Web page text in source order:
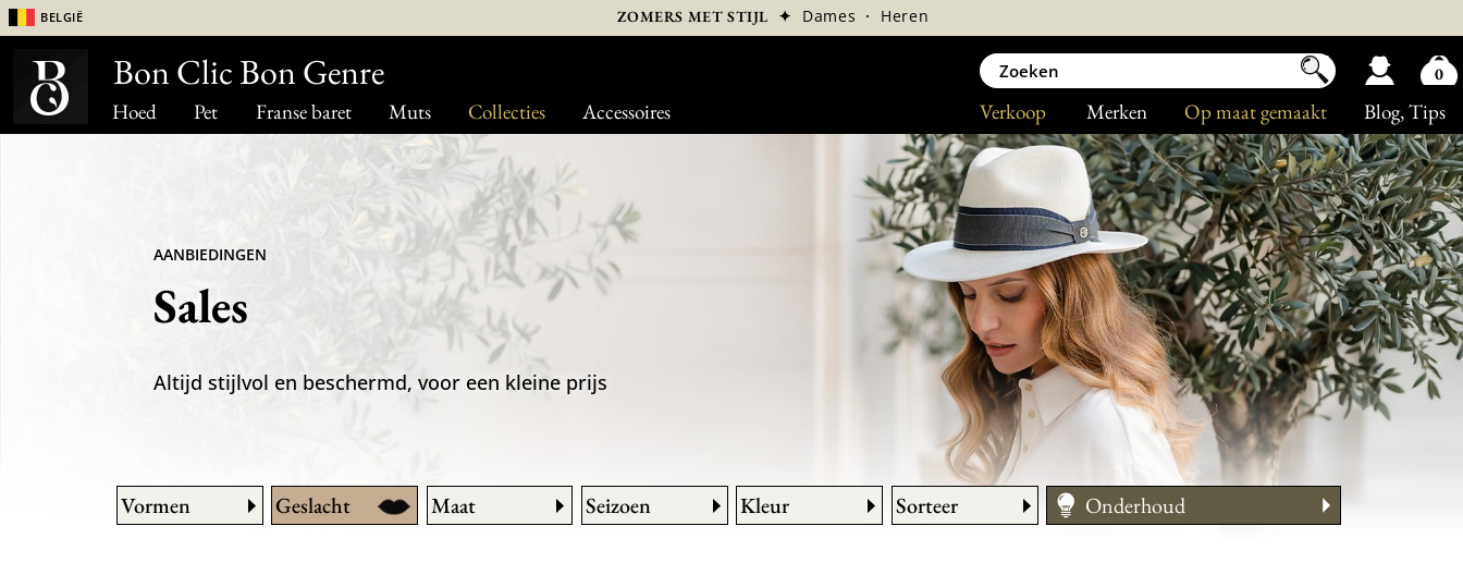
Hoed Pet Franse baret Muts Collecties Accessoires Blog, Tips
Op maat gemaakt
Merken
Verkoop
België ZOMERS MET STIJL ✦ Dames · Heren
AANBIEDINGEN
Sales
Altijd stijlvol en beschermd, voor een kleine prijs
Vormen Geslacht Maat Seizoen Kleur Sorteer
Onderhoud
Maattabel
Bon Clic Bon Genre 0